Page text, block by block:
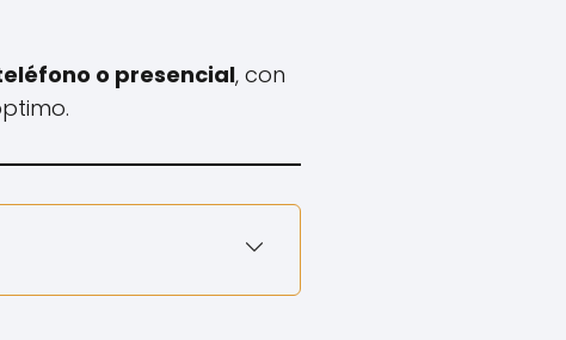
o presencial, con